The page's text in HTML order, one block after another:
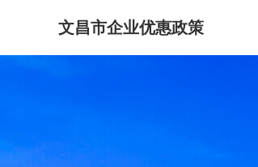
文昌市企业优惠政策